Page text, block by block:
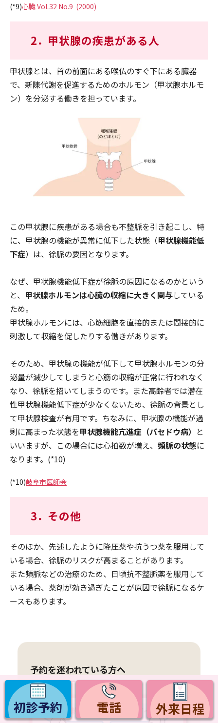
(*9)心臓 VoL32 No.9 (2000)
2． 甲状腺の疾患がある人
甲状腺とは、首の前面にある喉仏のすぐ下にある臓器
で、新陳代謝を促進するためのホルモン（甲状腺ホルモ
ン）を分泌する働きを担っています。
この甲状腺に疾患がある場合も不整脈を引き起こし、特
に、甲状腺の機能が異常に低下した状態（甲状腺機能低
下症）は、徐脈の要因となります。
なぜ、甲状腺機能低下症が徐脈の原因になるのかという
と、 甲状腺ホルモンは心臓の収縮に大きく関与している
ため。
甲状腺ホルモンには、心筋細胞を直接的または間接的に
刺激して収縮を促したりする働きがあります。
そのため、甲状腺の機能が低下して甲状腺ホルモンの分
泌量が減少してしまうと心筋の収縮が正常に行われなく
なり、徐脈を招いてしまうのです。また高齢者では潜在
性甲状腺機能低下症が少なくないため、徐脈の背景とし
て甲状腺検査が有用です。ちなみに、甲状腺の機能が過
剰に高まった状態を甲状腺機能亢進症（バセドウ病） と
いいますが、この場合には心拍数が増え、 頻脈の状態に
なります。(*10)
(*10)岐阜市医師会
3． その他
そのほか、先述したように降圧薬や抗うつ薬を服用して
いる場合、徐脈のリスクが高まることがあります。
また頻脈などの治療のため、日頃抗不整脈薬を服用して
いる場合、薬剤が効き過ぎたことが原因で徐脈になるケ
ースもあります。
予約を迷われている方へ
初診予約 電話 外来日程